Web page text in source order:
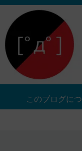
このブログに